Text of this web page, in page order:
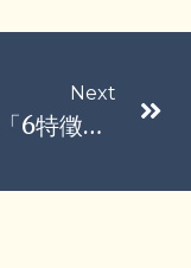
Next
有錢人「6特徵」曝光！櫃哥櫃姐秒看出 這習慣竟成破綻